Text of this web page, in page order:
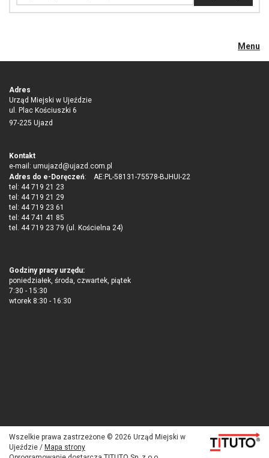
Menu
Adres
Urząd Miejski w Ujeździe
ul. Plac Kościuszki 6
97-225 Ujazd
Kontakt
e-mail: umujazd@ujazd.com.pl
Adres do e-Doręczeń: AE:PL-58131-75578-BJHUI-22
tel: 44 719 21 23
tel: 44 719 21 29
tel: 44 719 23 61
tel: 44 741 41 85
tel. 44 719 23 79 (ul. Kościelna 24)
Godziny pracy urzędu:
poniedziałek, środa, czwartek, piątek
7:30 - 15:30
wtorek 8:30 - 16:30
Wszelkie prawa zastrzeżone © 2026 Urząd Miejski w
Ujeździe / Mapa strony